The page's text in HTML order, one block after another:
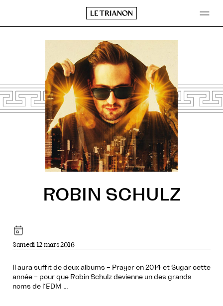
ROBIN SCHULZ
Il aura suffit de deux albums – Prayer en 2014 et Sugar cette
année – pour que Robin Schulz devienne un des grands
noms de l’EDM …
Samedi 12 mars 2016